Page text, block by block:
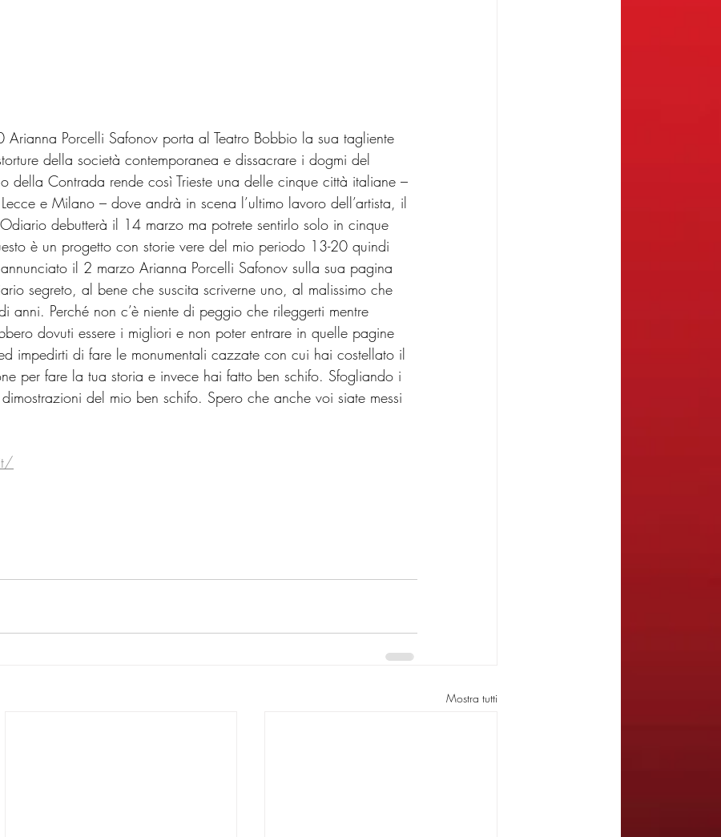
Porcelli Safonov porta al Teatro Bobbio la sua tagliente
della società contemporanea e dissacrare i dogmi del
della Contrada rende così Trieste una delle cinque città italiane –
e Milano – dove andrà in scena l’ultimo lavoro dell’artista, il
debutterà il 14 marzo ma potrete sentirlo solo in cinque
è un progetto con storie vere del mio periodo 13-20 quindi
il 2 marzo Arianna Porcelli Safonov sulla sua pagina
segreto, al bene che suscita scriverne uno, al malissimo che
anni. Perché non c’è niente di peggio che rileggerti mentre
dovuti essere i migliori e non poter entrare in quelle pagine
impedirti di fare le monumentali cazzate con cui hai costellato il
per fare la tua storia e invece hai fatto ben schifo. Sfogliando i
del mio ben schifo. Spero che anche voi siate messi
Mostra tutti